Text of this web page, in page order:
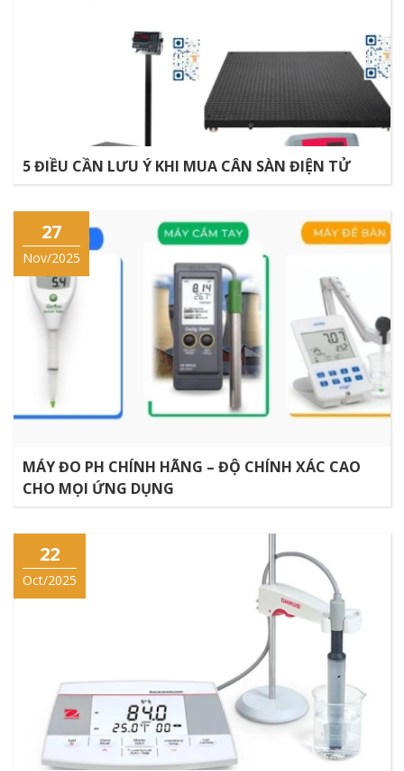
5 ĐIỀU CẦN LƯU Ý KHI MUA CÂN SÀN ĐIỆN TỬ
27
Nov/2025
MÁY ĐO PH CHÍNH HÃNG – ĐỘ CHÍNH XÁC CAO
CHO MỌI ỨNG DỤNG
22
Oct/2025